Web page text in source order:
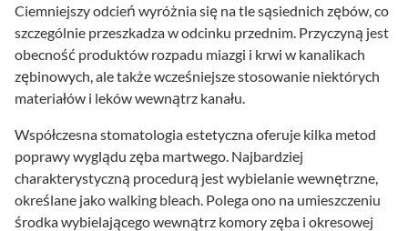
Ciemniejszy odcień wyróżnia się na tle sąsiednich zębów, co
szczególnie przeszkadza w odcinku przednim. Przyczyną jest
obecność produktów rozpadu miazgi i krwi w kanalikach
zębinowych, ale także wcześniejsze stosowanie niektórych
materiałów i leków wewnątrz kanału.
Współczesna stomatologia estetyczna oferuje kilka metod
poprawy wyglądu zęba martwego. Najbardziej
charakterystyczną procedurą jest wybielanie wewnętrzne,
określane jako walking bleach. Polega ono na umieszczeniu
środka wybielającego wewnątrz komory zęba i okresowej